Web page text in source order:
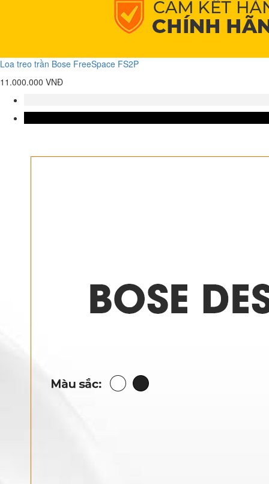
Loa treo trần Bose FreeSpace FS2P
11.000.000 VNĐ